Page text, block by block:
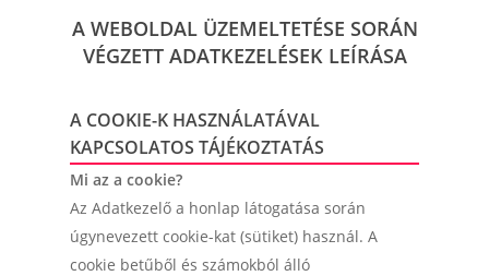
A WEBOLDAL ÜZEMELTETÉSE SORÁN
VÉGZETT ADATKEZELÉSEK LEÍRÁSA
A COOKIE-K HASZNÁLATÁVAL
KAPCSOLATOS TÁJÉKOZTATÁS
Mi az a cookie?
Az Adatkezelő a honlap látogatása során
úgynevezett cookie-kat (sütiket) használ. A
cookie betűből és számokból álló